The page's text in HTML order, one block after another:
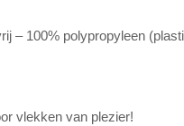
– 100% polypropyleen
vlekken van plezier!